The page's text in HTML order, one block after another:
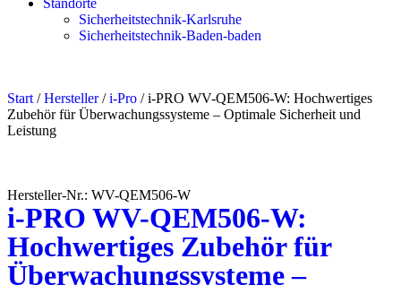
Sicherheitstechnik-Karlsruhe
Sicherheitstechnik-Baden-baden
Start /Hersteller/i-Pro / i-PRO WV-QEM506-W: Hochwertiges
Zubehör für Überwachungssysteme – Optimale Sicherheit und
Leistung
Hersteller-Nr.: WV-QEM506-W
i-PRO WV-QEM506-W:
Hochwertiges Zubehör für
Überwachungssysteme –